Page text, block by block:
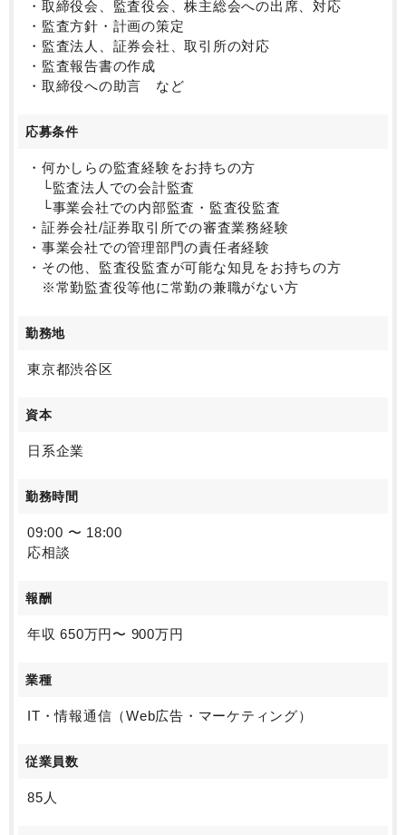
・取締役会、監査役会、株主総会への出席、対応
・監査方針・計画の策定
・監査法人、証券会社、取引所の対応
・監査報告書の作成
・取締役への助言 など
応募条件
・何かしらの監査経験をお持ちの方
└監査法人での会計監査
└事業会社での内部監査・監査役監査
・証券会社/証券取引所での審査業務経験
・事業会社での管理部門の責任者経験
・その他、監査役監査が可能な知見をお持ちの方
※常勤監査役等他に常勤の兼職がない方
勤務地
東京都渋谷区
資本
日系企業
勤務時間
09:00 〜 18:00
応相談
報酬
年収 650万円〜 900万円
業種
IT・情報通信（Web広告・マーケティング）
従業員数
85人